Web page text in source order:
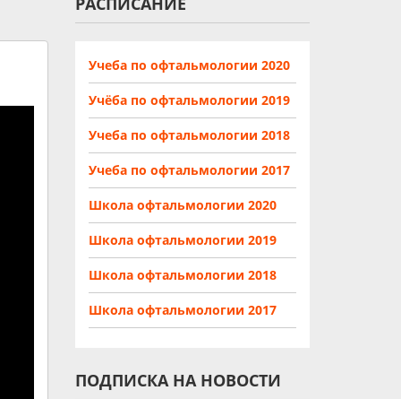
Учеба по офтальмологии 2020
Учёба по офтальмологии 2019
Учеба по офтальмологии 2018
Учеба по офтальмологии 2017
Школа офтальмологии 2020
Школа офтальмологии 2019
Школа офтальмологии 2018
Школа офтальмологии 2017
ПОДПИСКА НА НОВОСТИ